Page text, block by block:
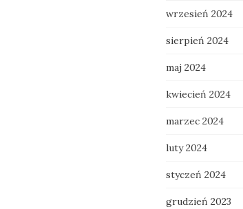
wrzesień 2024
sierpień 2024
maj 2024
kwiecień 2024
marzec 2024
luty 2024
styczeń 2024
grudzień 2023